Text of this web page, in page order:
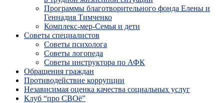
Программы благотворительного фонда Елены и
Геннадия Тимченко
Комплекс-мер-Семья и дети
Советы специалистов
Советы психолога
Советы логопеда
Советы инструктора по АФК
Обращения граждан
Противодействие коррупции
Независимая оценка качества социальных услуг
Клуб “про СВОё”